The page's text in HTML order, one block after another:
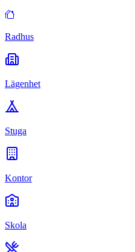
Radhus
Lägenhet
Stuga
Kontor
Skola